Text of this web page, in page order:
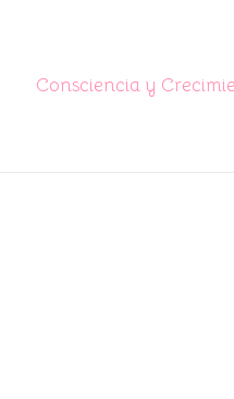
Consciencia y